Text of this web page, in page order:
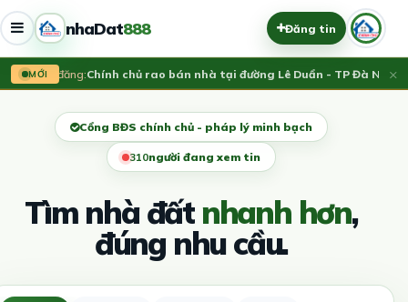
nhaDat888 Đăng tin
MỚI
Vừa đăng:Chính chủ rao bán nhà tại đường Lê Duẩn - TP Đà Nẵng;×
Cổng BĐS chính chủ - pháp lý minh bạch
313người đang xem tin
Tìm nhà đấtnhanh hơn,
đúng nhu cầu.